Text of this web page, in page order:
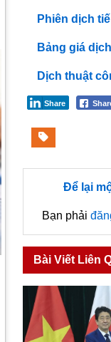
Phiên dịch
Bảng giá
Dịch thuật
Share
Để lại
Bạn phải
Bài Viết Liên